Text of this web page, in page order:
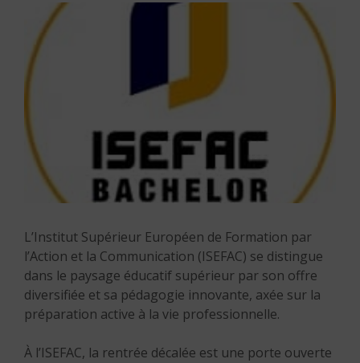
L’Institut Supérieur Européen de Formation par
l’Action et la Communication (ISEFAC) se distingue
dans le paysage éducatif supérieur par son offre
diversifiée et sa pédagogie innovante, axée sur la
préparation active à la vie professionnelle.
À l’ISEFAC, la rentrée décalée est une porte ouverte